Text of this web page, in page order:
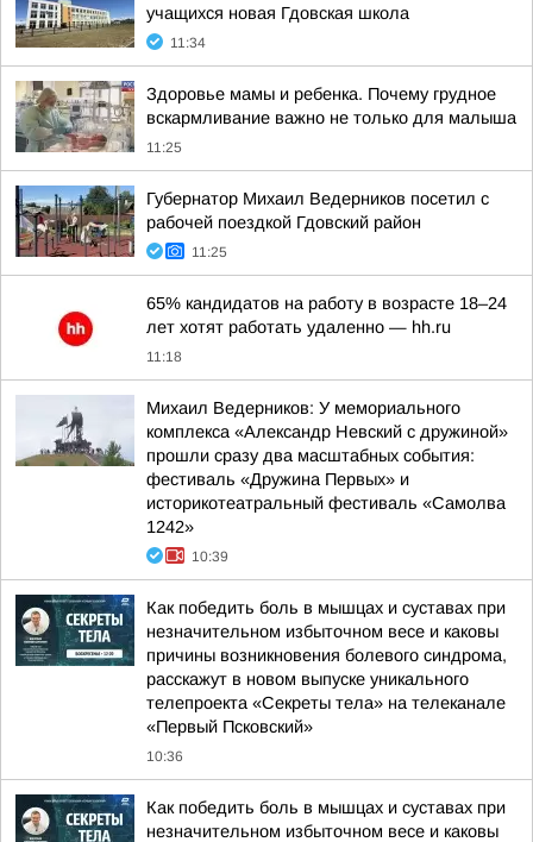
учащихся новая Гдовская школа
11:34
Здоровье мамы и ребенка. Почему грудное
вскармливание важно не только для малыша
11:25
Губернатор Михаил Ведерников посетил с
рабочей поездкой Гдовский район
11:25
65% кандидатов на работу в возрасте 18–24
лет хотят работать удаленно — hh.ru
11:18
Михаил Ведерников: У мемориального
комплекса «Александр Невский с дружиной»
прошли сразу два масштабных события:
фестиваль «Дружина Первых» и
историкотеатральный фестиваль «Самолва
1242»
10:39
Как победить боль в мышцах и суставах при
незначительном избыточном весе и каковы
причины возникновения болевого синдрома,
расскажут в новом выпуске уникального
телепроекта «Секреты тела» на телеканале
«Первый Псковский»
10:36
Как победить боль в мышцах и суставах при
незначительном избыточном весе и каковы